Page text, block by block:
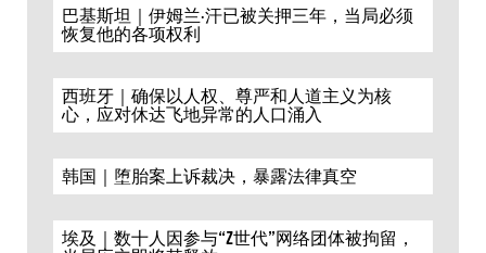
巴基斯坦｜伊姆兰·汗已被关押三年，当局必须
恢复他的各项权利
西班牙｜确保以人权、尊严和人道主义为核
心，应对休达飞地异常的人口涌入
韩国｜堕胎案上诉裁决，暴露法律真空
埃及｜数十人因参与“Z世代”网络团体被拘留，